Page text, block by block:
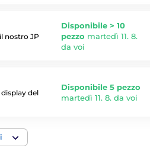
nostro JP
Disponibile > 10
pezzo martedì 11. 8.
da voi
del
Disponibile 5 pezzo
martedì 11. 8. da voi